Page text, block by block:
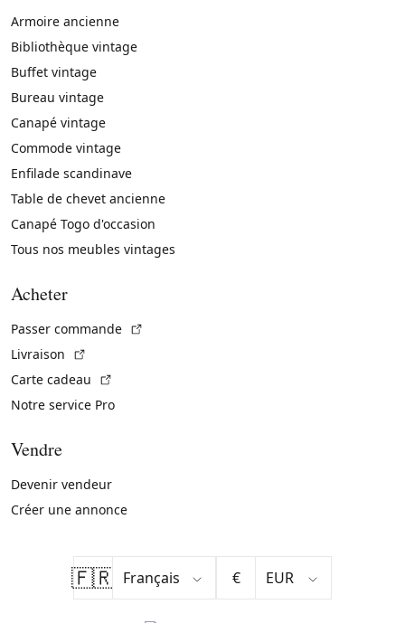
Armoire ancienne
Bibliothèque vintage
Buffet vintage
Bureau vintage
Canapé vintage
Commode vintage
Enfilade scandinave
Table de chevet ancienne
Canapé Togo d'occasion
Tous nos meubles vintages
Acheter
Passer commande
Livraison
Carte cadeau
Notre service Pro
Vendre
Devenir vendeur
Créer une annonce
🇫🇷 €